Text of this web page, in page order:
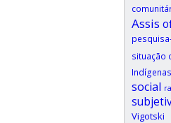
Assis
situação
Indígenas
social
Vigotski